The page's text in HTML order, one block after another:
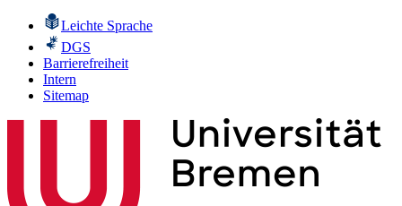
Leichte Sprache
DGS
Barrierefreiheit
Intern
Sitemap